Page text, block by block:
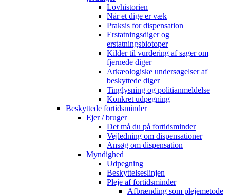
Lovhistorien
Når et dige er væk
Praksis for dispensation
Erstatningsdiger og
erstatningsbiotoper
Kilder til vurdering af sager om
fjernede diger
Arkæologiske undersøgelser af
beskyttede diger
Tinglysning og politianmeldelse
Konkret udpegning
Beskyttede fortidsminder
Ejer / bruger
Det må du på fortidsminder
Vejledning om dispensationer
Ansøg om dispensation
Myndighed
Udpegning
Beskyttelseslinjen
Pleje af fortidsminder
Afbrænding som plejemetode